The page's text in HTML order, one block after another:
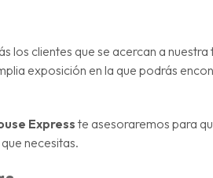
los clientes que se acercan a
exposición en la que podrás
Expresste asesoraremos para
necesitas.